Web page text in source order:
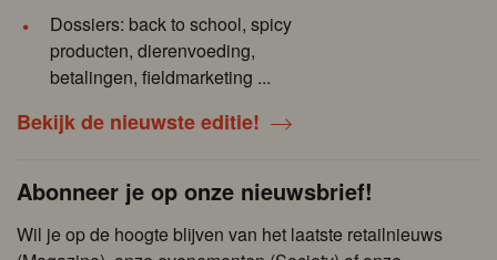
Dossiers: back to school, spicy
producten, dierenvoeding,
betalingen, fieldmarketing ...
Bekijk de nieuwste editie!
Abonneer je op onze nieuwsbrief!
Wil je op de hoogte blijven van het laatste retailnieuws